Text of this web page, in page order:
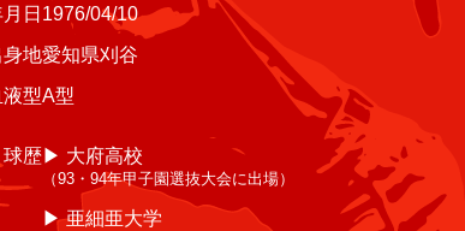
日
地
液型
1976/04/10
愛知県刈谷
A型
球歴▶︎ 大府高校
（93・94年甲子園選抜大会に出場）
▶︎ 亜細亜大学